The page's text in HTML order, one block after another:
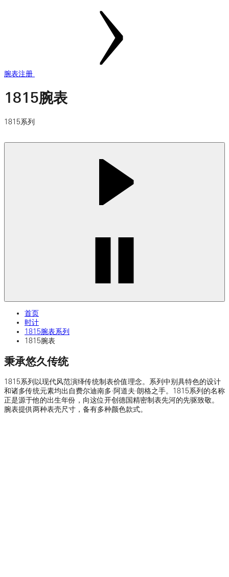
腕表注册
1815腕表
1815系列
首页
时计
1815腕表系列
1815腕表
秉承悠久传统
1815系列以现代风范演绎传统制表价值理念。系列中别具特色的设计
和诸多传统元素均出自费尔迪南多·阿道夫·朗格之手。1815系列的名称
正是源于他的出生年份，向这位开创德国精密制表先河的先驱致敬。
腕表提供两种表壳尺寸，备有多种颜色款式。